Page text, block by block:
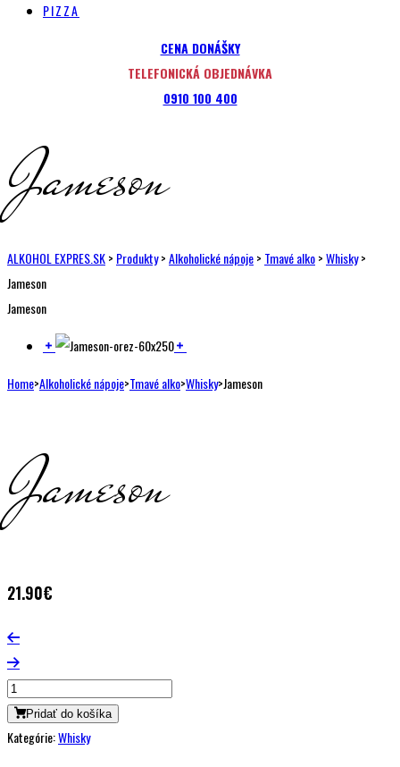
PIZZA
CENA DONÁŠKY
TELEFONICKÁ OBJEDNÁVKA
0910 100 400
Jameson
ALKOHOL EXPRES.SK> Produkty>Alkoholické nápoje> Tmavé alko>Whisky>
Jameson
Jameson
Home>Alkoholické nápoje>Tmavé alko>Whisky>Jameson
Jameson
21.90€
Pridať do košíka
Kategórie:Whisky